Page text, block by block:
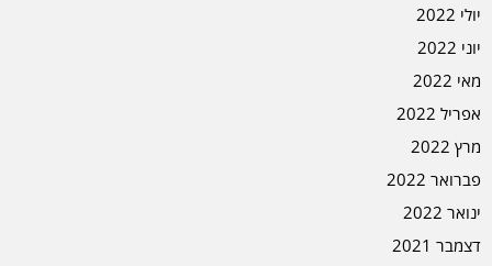
יולי 2022
יוני 2022
מאי 2022
אפריל 2022
מרץ 2022
פברואר 2022
ינואר 2022
דצמבר 2021